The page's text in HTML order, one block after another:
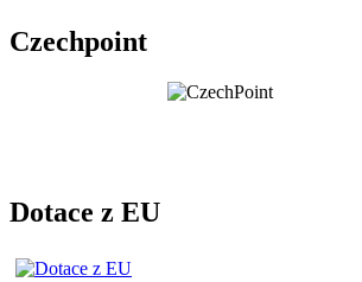
Czechpoint
Dotace z EU